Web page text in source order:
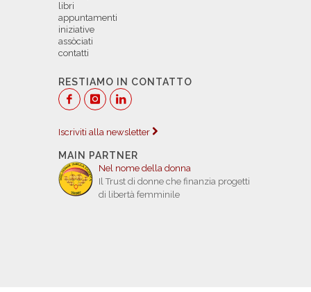
libri
appuntamenti
iniziative
assòciati
contatti
RESTIAMO IN CONTATTO
Iscriviti alla newsletter
MAIN PARTNER
Nel nome della donna
Il Trust di donne che finanzia progetti
di libertà femminile